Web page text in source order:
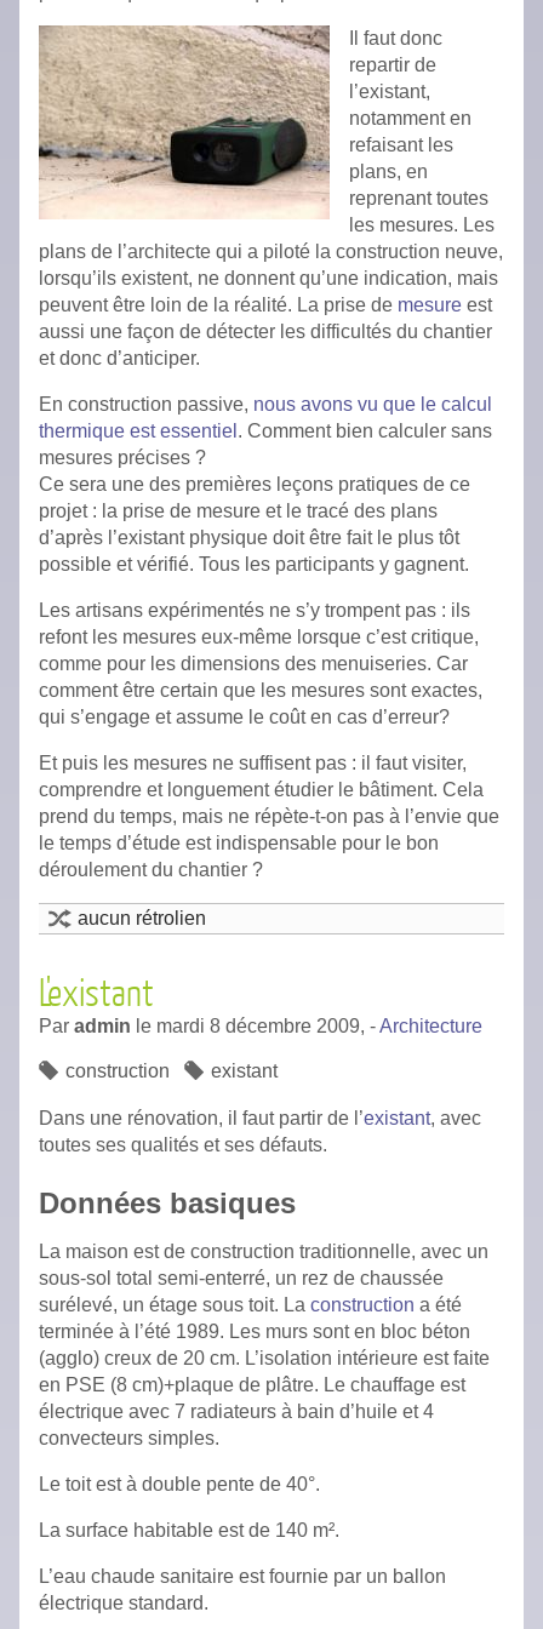
Il faut donc
repartir de
l’existant,
notamment en
refaisant les
plans, en
reprenant toutes
les mesures. Les
plans de l’architecte qui a piloté la construction neuve,
lorsqu’ils existent, ne donnent qu’une indication, mais
peuvent être loin de la réalité. La prise de mesure est
aussi une façon de détecter les difficultés du chantier
et donc d’anticiper.
En construction passive, nous avons vu que le calcul
thermique est essentiel . Comment bien calculer sans
mesures précises ?
Ce sera une des premières leçons pratiques de ce
projet : la prise de mesure et le tracé des plans
d’après l’existant physique doit être fait le plus tôt
possible et vérifié. Tous les participants y gagnent.
Les artisans expérimentés ne s’y trompent pas : ils
refont les mesures eux-même lorsque c’est critique,
comme pour les dimensions des menuiseries. Car
comment être certain que les mesures sont exactes,
qui s’engage et assume le coût en cas d’erreur?
Et puis les mesures ne suffisent pas : il faut visiter,
comprendre et longuement étudier le bâtiment. Cela
prend du temps, mais ne répète-t-on pas à l’envie que
le temps d’étude est indispensable pour le bon
déroulement du chantier ?
aucun rétrolien
L'existant
Par admin le mardi 8 décembre 2009, -Architecture
construction existant
Dans une rénovation, il faut partir de l’existant, avec
toutes ses qualités et ses défauts.
Données basiques
La maison est de construction traditionnelle, avec un
sous-sol total semi-enterré, un rez de chaussée
surélevé, un étage sous toit. La construction a été
terminée à l’été 1989. Les murs sont en bloc béton
(agglo) creux de 20 cm. L’isolation intérieure est faite
en PSE (8 cm)+plaque de plâtre. Le chauffage est
électrique avec 7 radiateurs à bain d’huile et 4
convecteurs simples.
Le toit est à double pente de 40°.
La surface habitable est de 140 m².
L’eau chaude sanitaire est fournie par un ballon
électrique standard.